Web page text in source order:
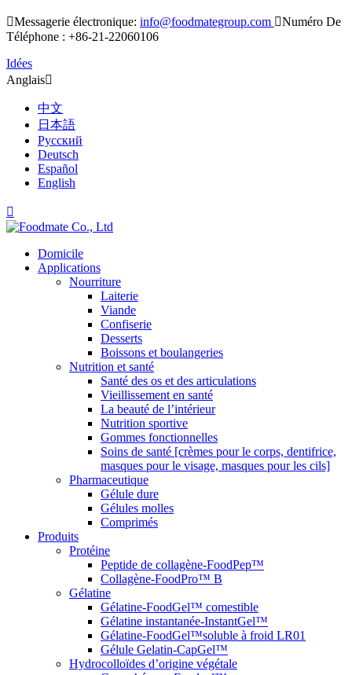
Messagerie électronique: info@foodmategroup.com Numéro De
Téléphone : +86-21-22060106
Idées
Anglais
中文
日本語
Русский
Deutsch
Español
English

Domicile
Applications
Nourriture
Laiterie
Viande
Confiserie
Desserts
Boissons et boulangeries
Nutrition et santé
Santé des os et des articulations
Vieillissement en santé
La beauté de l’intérieur
Nutrition sportive
Gommes fonctionnelles
Soins de santé [crèmes pour le corps, dentifrice,
masques pour le visage, masques pour les cils]
Pharmaceutique
Gélule dure
Gélules molles
Comprimés
Produits
Protéine
Peptide de collagène-FoodPep™
Collagène-FoodPro™ B
Gélatine
Gélatine-FoodGel™ comestible
Gélatine instantanée-InstantGel™
Gélatine-FoodGel™soluble à froid LR01
Gélule Gelatin-CapGel™
Hydrocolloïdes d’origine végétale